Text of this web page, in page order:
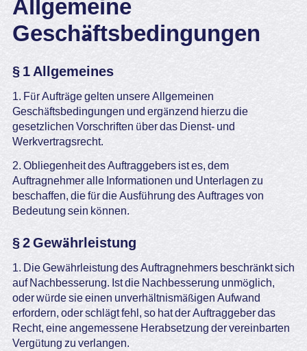
Allgemeine
Geschäftsbedingungen
§ 1 Allgemeines
1. Für Aufträge gelten unsere Allgemeinen
Geschäftsbedingungen und ergänzend hierzu die
gesetzlichen Vorschriften über das Dienst- und
Werkvertragsrecht.
2. Obliegenheit des Auftraggebers ist es, dem
Auftragnehmer alle Informationen und Unterlagen zu
beschaffen, die für die Ausführung des Auftrages von
Bedeutung sein können.
§ 2 Gewährleistung
1. Die Gewährleistung des Auftragnehmers beschränkt sich
auf Nachbesserung. Ist die Nachbesserung unmöglich,
oder würde sie einen unverhältnismäßigen Aufwand
erfordern, oder schlägt fehl, so hat der Auftraggeber das
Recht, eine angemessene Herabsetzung der vereinbarten
Vergütung zu verlangen.